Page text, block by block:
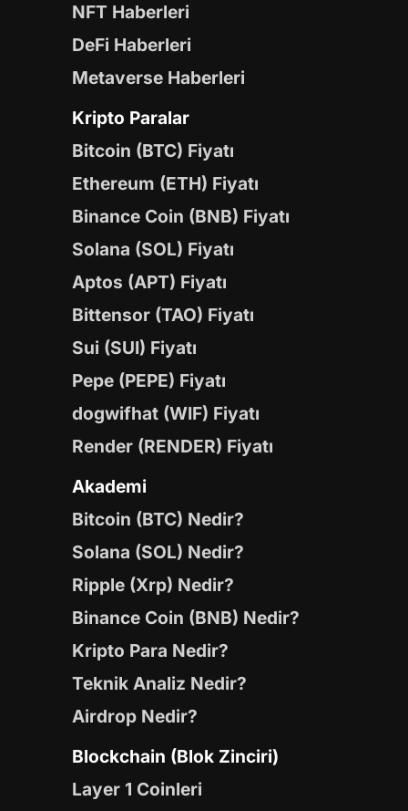
NFT Haberleri
DeFi Haberleri
Metaverse Haberleri
Kripto Paralar
Bitcoin (BTC) Fiyatı
Ethereum (ETH) Fiyatı
Binance Coin (BNB) Fiyatı
Solana (SOL) Fiyatı
Aptos (APT) Fiyatı
Bittensor (TAO) Fiyatı
Sui (SUI) Fiyatı
Pepe (PEPE) Fiyatı
dogwifhat (WIF) Fiyatı
Render (RENDER) Fiyatı
Akademi
Bitcoin (BTC) Nedir?
Solana (SOL) Nedir?
Ripple (Xrp) Nedir?
Binance Coin (BNB) Nedir?
Kripto Para Nedir?
Teknik Analiz Nedir?
Airdrop Nedir?
Blockchain (Blok Zinciri)
Layer 1 Coinleri